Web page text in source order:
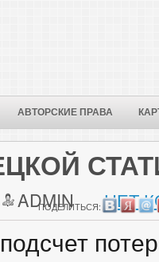
АВТОРСКИЕ ПРАВА
ADMIN НЕТ
ПОДЕЛИТЬСЯ: